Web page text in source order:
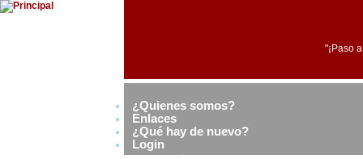
"¡Paso
¿Quienes somos?
Enlaces
¿Qué hay de nuevo?
Login